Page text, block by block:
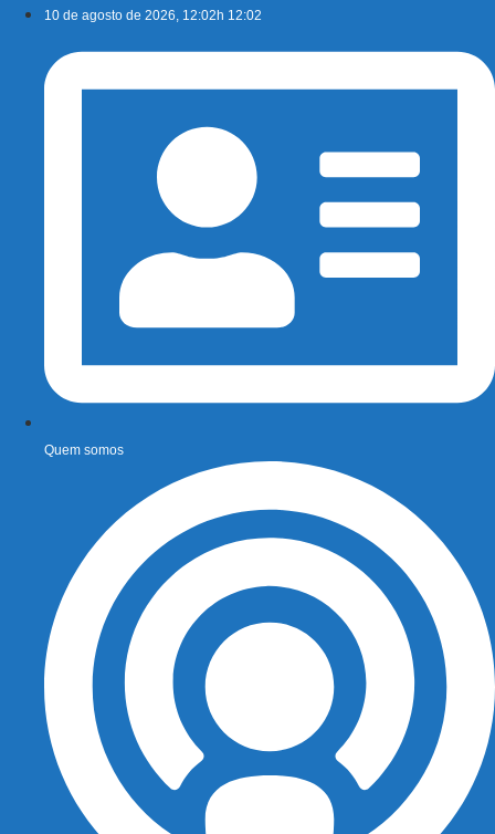
conteúdo
10 de agosto de 2026, 12:02h 12:02
Quem somos